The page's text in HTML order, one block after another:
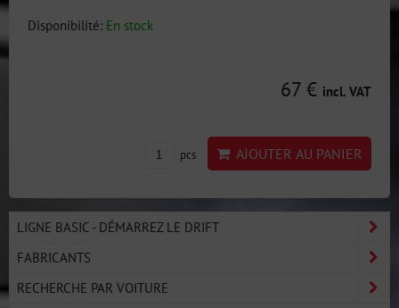
Disponibilité: En stock
67 € incl. VAT
pcs AJOUTER AU PANIER
LIGNE BASIC - DÉMARREZ LE DRIFT
FABRICANTS
RECHERCHE PAR VOITURE